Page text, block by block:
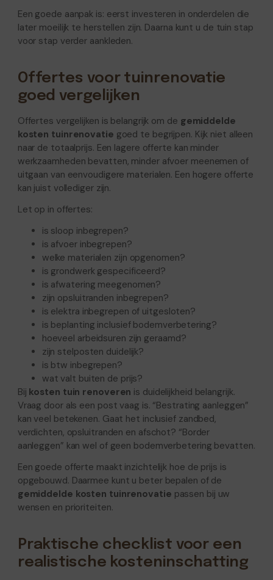
Een goede aanpak is: eerst investeren in onderdelen die
later moeilijk te herstellen zijn. Daarna kunt u de tuin stap
voor stap verder aankleden.
Offertes voor tuinrenovatie
goed vergelijken
Offertes vergelijken is belangrijk om de gemiddelde
kosten tuinrenovatie goed te begrijpen. Kijk niet alleen
naar de totaalprijs. Een lagere offerte kan minder
werkzaamheden bevatten, minder afvoer meenemen of
uitgaan van eenvoudigere materialen. Een hogere offerte
kan juist vollediger zijn.
Let op in offertes:
is sloop inbegrepen?
is afvoer inbegrepen?
welke materialen zijn opgenomen?
is grondwerk gespecificeerd?
is afwatering meegenomen?
zijn opsluitranden inbegrepen?
is elektra inbegrepen of uitgesloten?
is beplanting inclusief bodemverbetering?
hoeveel arbeidsuren zijn geraamd?
zijn stelposten duidelijk?
is btw inbegrepen?
wat valt buiten de prijs?
Bij kosten tuin renoveren is duidelijkheid belangrijk.
Vraag door als een post vaag is. “Bestrating aanleggen”
kan veel betekenen. Gaat het inclusief zandbed,
verdichten, opsluitranden en afschot? “Border
aanleggen” kan wel of geen bodemverbetering bevatten.
Een goede offerte maakt inzichtelijk hoe de prijs is
opgebouwd. Daarmee kunt u beter bepalen of de
gemiddelde kosten tuinrenovatie passen bij uw
wensen en prioriteiten.
Praktische checklist voor een
realistische kosteninschatting